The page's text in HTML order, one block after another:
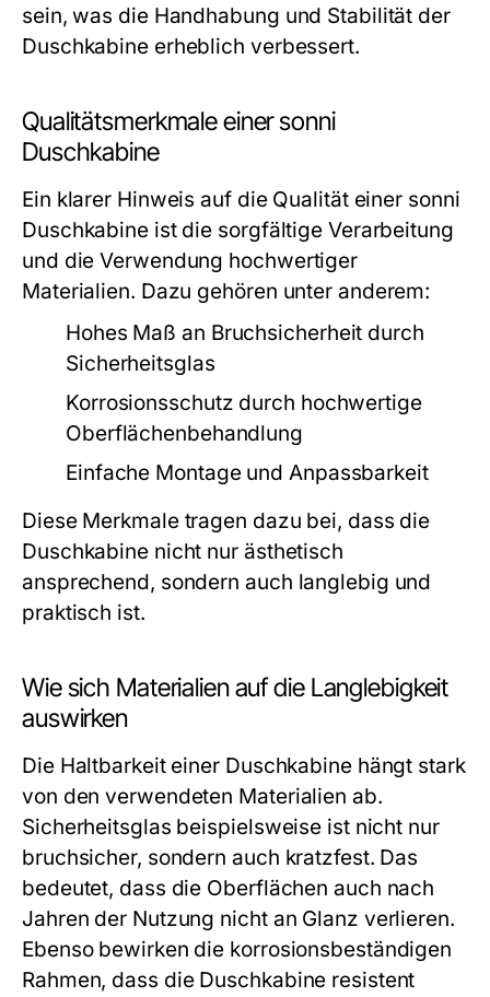
sein, was die Handhabung und Stabilität der
Duschkabine erheblich verbessert.
Qualitätsmerkmale einer sonni
Duschkabine
Ein klarer Hinweis auf die Qualität einer sonni
Duschkabine ist die sorgfältige Verarbeitung
und die Verwendung hochwertiger
Materialien. Dazu gehören unter anderem:
Hohes Maß an Bruchsicherheit durch
Sicherheitsglas
Korrosionsschutz durch hochwertige
Oberflächenbehandlung
Einfache Montage und Anpassbarkeit
Diese Merkmale tragen dazu bei, dass die
Duschkabine nicht nur ästhetisch
ansprechend, sondern auch langlebig und
praktisch ist.
Wie sich Materialien auf die Langlebigkeit
auswirken
Die Haltbarkeit einer Duschkabine hängt stark
von den verwendeten Materialien ab.
Sicherheitsglas beispielsweise ist nicht nur
bruchsicher, sondern auch kratzfest. Das
bedeutet, dass die Oberflächen auch nach
Jahren der Nutzung nicht an Glanz verlieren.
Ebenso bewirken die korrosionsbeständigen
Rahmen, dass die Duschkabine resistent